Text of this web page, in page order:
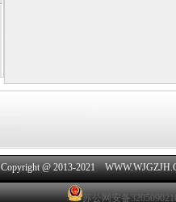
Copyright @ 2013-2021
苏公网安备